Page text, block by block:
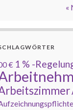
«
€ 1 % -